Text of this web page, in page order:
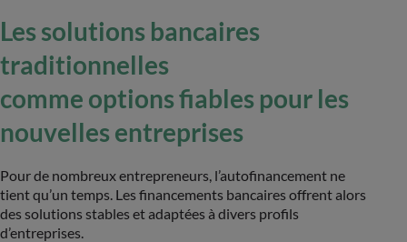
Les solutions bancaires
traditionnelles
comme options fiables pour les
nouvelles entreprises
Pour de nombreux entrepreneurs, l’autofinancement ne
tient qu’un temps. Les financements bancaires offrent alors
des solutions stables et adaptées à divers profils
d’entreprises.